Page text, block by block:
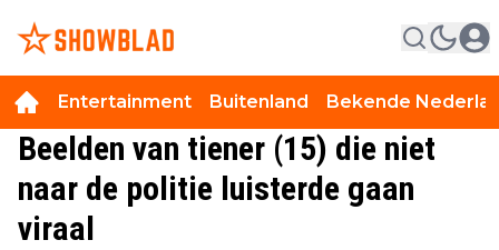
Entertainment Buitenland Bekende
Beelden van tiener (15) die niet
naar de politie luisterde gaan
viraal